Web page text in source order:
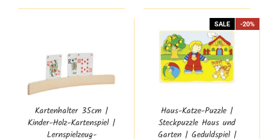
Kartenhalter 35cm |
Kinder-Holz-Kartenspiel |
Lernspielzeug-
SALE -20%
Haus-Katze-Puzzle |
Steckpuzzle Haus und
Garten | Geduldspiel |